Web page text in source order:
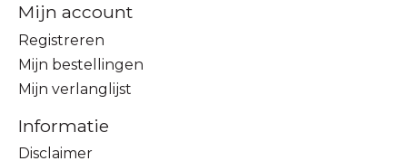
Mijn account
Registreren
Mijn bestellingen
Mijn verlanglijst
Informatie
Disclaimer